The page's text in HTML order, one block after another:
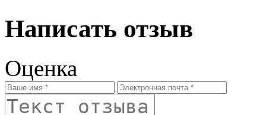
Написать отзыв
Оценка